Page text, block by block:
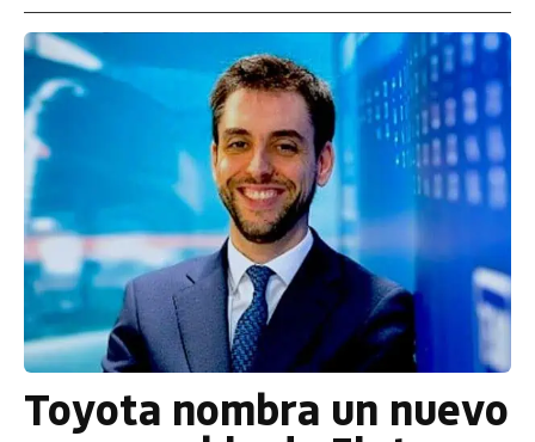
Toyota nombra un nuevo